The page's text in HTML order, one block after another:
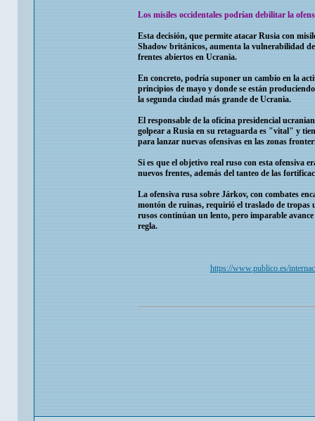
Los misiles occidentales podrían debilitar la
Esta decisión, que permite atacar Rusia con
Shadow británicos, aumenta la vulnerabilidad
frentes abiertos en Ucrania.
En concreto, podría suponer un cambio en la
principios de mayo y donde se están
la segunda ciudad más grande de Ucrania.
El responsable de la oficina presidencial
golpear a Rusia en su retaguarda es "vital" y
para lanzar nuevas ofensivas en las zonas
Si es que el objetivo real ruso con esta ofensiva
nuevos frentes, además del tanteo de las
La ofensiva rusa sobre Járkov, con combates
montón de ruinas, requirió el traslado de tropas
rusos continúan un lento, pero imparable
regla.
https://www.publico.es/